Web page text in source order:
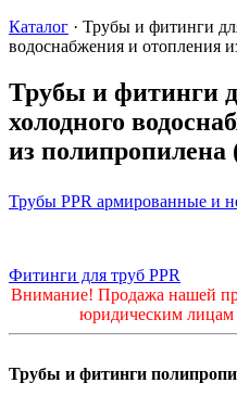
Каталог · Трубы и фитинги
водоснабжения и отопления
Трубы и фитинги
холодного
из полипропилена
Трубы PPR армированные и
Фитинги для труб PPR
Внимание! Продажа нашей
юридическим лицам
Трубы и фитинги